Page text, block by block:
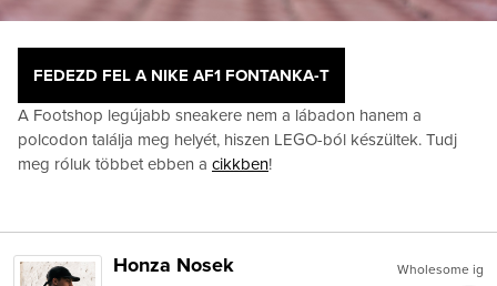
FEDEZD FEL A NIKE AF1 FONTANKA-T
A Footshop legújabb sneakere nem a lábadon hanem a
polcodon találja meg helyét, hiszen LEGO-ból készültek. Tudj
meg róluk többet ebben a cikkben!
Wholesome ig
Honza Nosek